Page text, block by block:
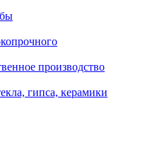
производство
гипса, керамики